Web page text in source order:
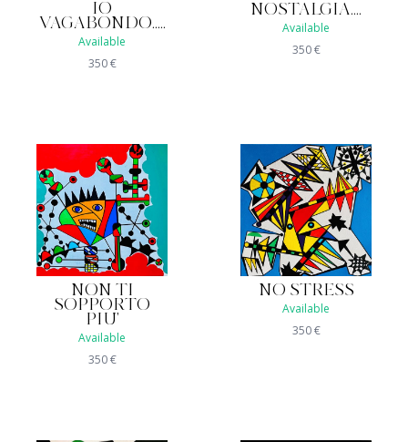
IO
VAGABONDO.....
Available
350€
NOSTALGIA....
Available
350€
NON TI
SOPPORTO
PIU'
Available
350€
NO STRESS
Available
350€